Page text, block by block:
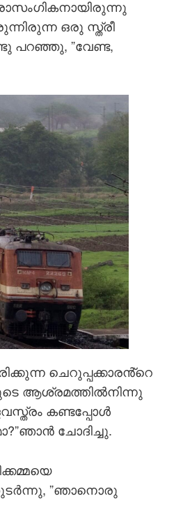
ഒരു സ്ത്രീ
പറഞ്ഞു, ”വേണ്ട,
ചെറുപ്പക്കാരൻ്റെ
ആശ്രമത്തില്‍നിന്നു
കണ്ടപ്പോള്‍
ചോദിച്ചു.
”ഞാനൊരു